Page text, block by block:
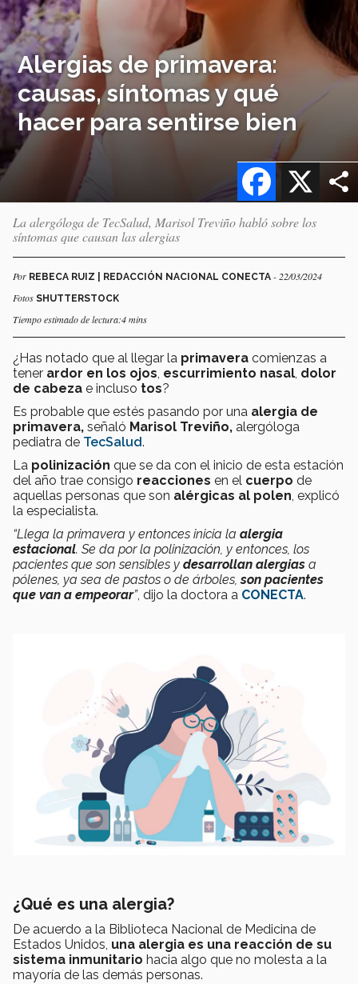
Alergias de primavera:
causas, síntomas y qué
hacer para sentirse bien
X
Facebook
La alergóloga de TecSalud, Marisol Treviño habló sobre los
síntomas que causan las alergias
Por REBECA RUIZ | REDACCIÓN NACIONAL CONECTA - 22/03/2024
Fotos SHUTTERSTOCK
Tiempo estimado de lectura:4 mins
¿Has notado que al llegar la primavera comienzas a
tener ardor en los ojos escurrimiento nasal dolor
de cabeza e incluso tos?
Es probable que estés pasando por una alergia de
primavera, señaló Marisol Treviño, alergóloga
pediatra de TecSalud.
La polinización que se da con el inicio de esta estación
del año trae consigo reacciones en el cuerpo de
aquellas personas que son alérgicas al polen , explicó
la especialista.
“Llega la primavera y entonces inicia la alergia
estacional. Se da por la polinización, y entonces, los
pacientes que son sensibles y desarrollan alergias a
pólenes, ya sea de pastos o de árboles,son pacientes
que van a empeorar”, dijo la doctora a CONECTA.
¿Qué es una alergia?
De acuerdo a la Biblioteca Nacional de Medicina de
Estados Unidos, una alergia es una reacción de su
sistema inmunitario hacia algo que no molesta a la
mayoría de las demás personas.